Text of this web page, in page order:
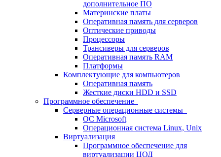
дополнительное ПО
Материнские платы
Оперативная память для серверов
Оптические приводы
Процессоры
Трансиверы для серверов
Оперативная память RAM
Платформы
Комплектующие для компьютеров
Оперативная память
Жесткие диски HDD и SSD
Программное обеспечение
Серверные операционные системы
ОС Microsoft
Операционная система Linux, Unix
Виртуализация
Программное обеспечение для
виртуализации ЦОД